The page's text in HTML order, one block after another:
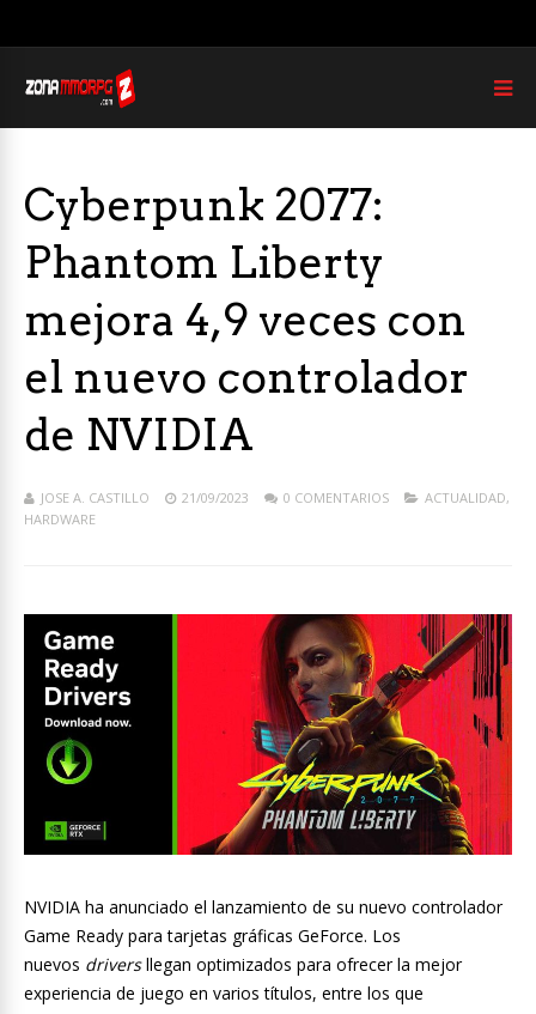
Cyberpunk 2077:
Phantom Liberty
mejora 4,9 veces con
el nuevo controlador
de NVIDIA
JOSE A. CASTILLO 21/09/2023 0 COMENTARIOS ACTUALIDAD,
HARDWARE
NVIDIA ha anunciado el lanzamiento de su nuevo controlador
Game Ready para tarjetas gráficas GeForce. Los
nuevos driversllegan optimizados para ofrecer la mejor
experiencia de juego en varios títulos, entre los que